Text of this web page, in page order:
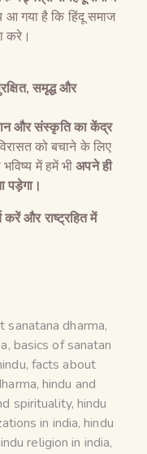
गया है कि हिंदू समाज
करे।
, समृद्ध और
और संस्कृति का केंद्र
को बचाने के लिए
भविष्य में हमें भीअपने ही
पड़ेगा।
करें और राष्ट्रहित में
sanatana dharma,
, basics of sanatan
, facts about
,hindu and
spirituality,hindu
in india,hindu
religion in india,